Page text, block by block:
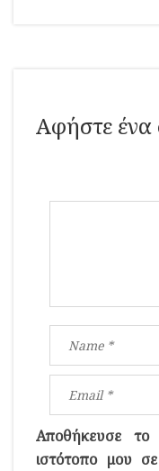
Αφήστε ένα
Αποθήκευσε
ιστότοπο μου